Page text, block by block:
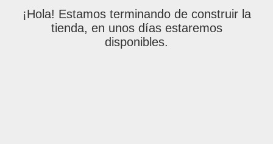
¡Hola! Estamos terminando de construir la
tienda, en unos días estaremos
disponibles.